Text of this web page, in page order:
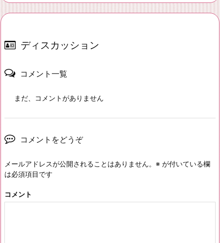
ディスカッション
コメント一覧
まだ、コメントがありません
コメントをどうぞ
メールアドレスが公開されることはありません。 ※ が付いている欄
は必須項目です
コメント